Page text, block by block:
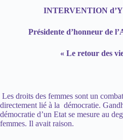
INTERVENTION
Présidente d’honneur de
« Le retour des
Les droits des femmes sont un
directement lié à la démocratie.
démocratie d’un Etat se mesure au
femmes. Il avait raison.